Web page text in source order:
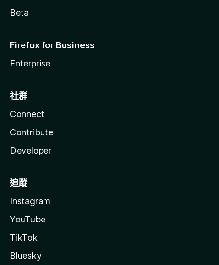
Beta
Firefox for Business
Enterprise
社群
Connect
Contribute
Developer
追蹤
Instagram
YouTube
TikTok
Bluesky